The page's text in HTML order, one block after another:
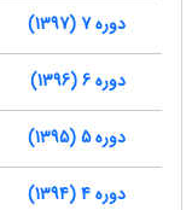
دوره 7 (1397)
دوره 6 (1396)
دوره 5 (1395)
دوره 4 (1394)